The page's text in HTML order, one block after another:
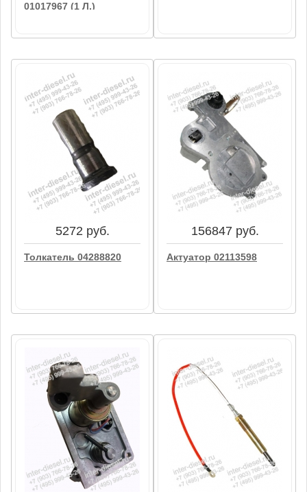
01017967 (1 Л.)
1379 руб.
Присадка К
Дизельному Топливу
01017967 (1 Л.)
4500 руб.
Набор Уплотнений
(Gasket Set) 02931118
5272 руб.
Толкатель 04288820
5272 руб.
Толкатель 04288820
156847 руб.
Актуатор 02113598
156847 руб.
Актуатор 02113598